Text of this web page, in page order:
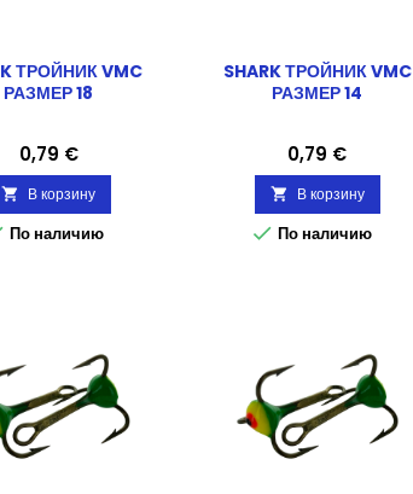
ТРОЙНИК VMC
РАЗМЕР 18
Цена
0,79 €
 В корзину
По наличию
SHARK ТРОЙНИК VMC
РАЗМЕР 14
Цена
0,79 €
 В корзину
 По наличию